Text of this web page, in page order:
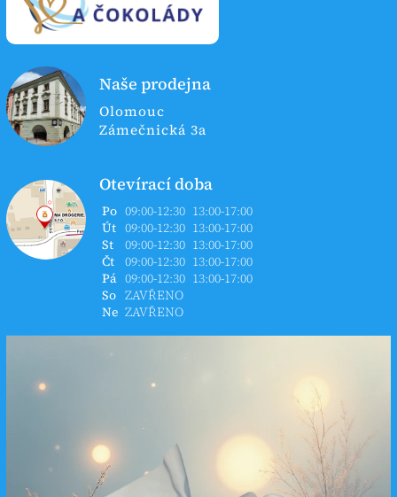
Naše prodejna
Olomouc
Zámečnická 3a
Otevírací doba
Po 09:00-12:30 13:00-17:00
Út 09:00-12:30 13:00-17:00
St
09:00-12:30 13:00-17:00
Čt 09:00-12:30 13:00-17:00
Pá 09:00-12:30 13:00-17:00
So ZAVŘENO
Ne ZAVŘENO